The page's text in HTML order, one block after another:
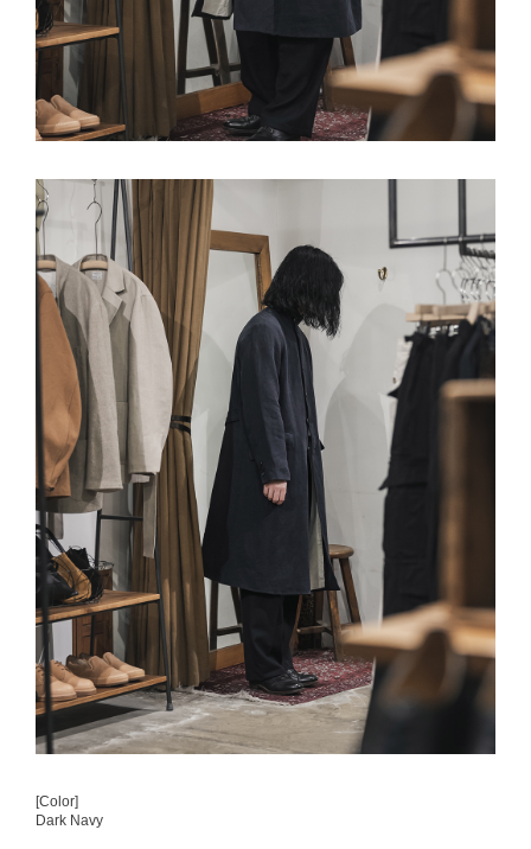
[Color]
Dark Navy